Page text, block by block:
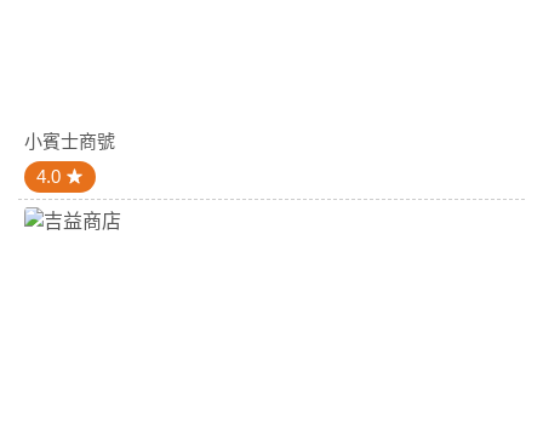
小賓士商號
4.0